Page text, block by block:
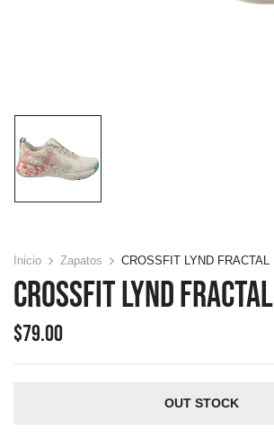
Inicio Zapatos CROSSFIT LYND FRACTAL
CROSSFIT LYND FRACTAL
$79.00
OUT STOCK